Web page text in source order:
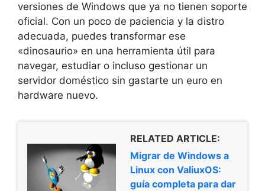
versiones de Windows que ya no tienen soporte
oficial. Con un poco de paciencia y la distro
adecuada, puedes transformar ese
«dinosaurio» en una herramienta útil para
navegar, estudiar o incluso gestionar un
servidor doméstico sin gastarte un euro en
hardware nuevo.
RELATED ARTICLE:
Migrar de Windows a
Linux con ValiuxOS:
guía completa para dar